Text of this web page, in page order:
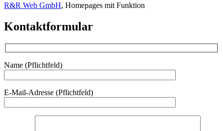
R&R Web GmbH, Homepages mit Funktion
Kontaktformular
Name (Pflichtfeld)
Bitte lasse dieses Feld leer.
E-Mail-Adresse (Pflichtfeld)